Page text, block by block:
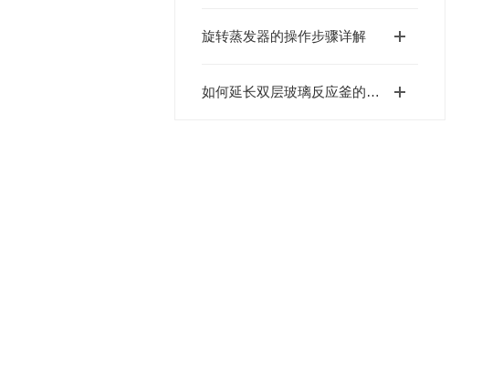
旋转蒸发器的操作步骤详解
如何延长双层玻璃反应釜的使用寿命